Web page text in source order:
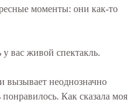
моменты: они как-то
вас живой спектакль.
неоднозначно
Как сказала моя